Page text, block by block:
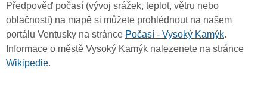
Předpověď počasí (vývoj srážek, teplot, větru nebo
oblačnosti) na mapě si můžete prohlédnout na našem
portálu Ventusky na stránce Počasí - Vysoký Kamýk.
Informace o městě Vysoký Kamýk nalezenete na stránce
Wikipedie.